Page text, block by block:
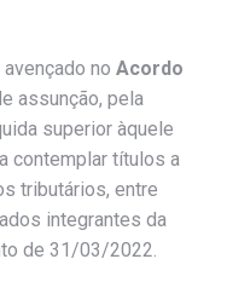
no Acordo
assunção, pela
superior àquele
contemplar títulos a
tributários, entre
integrantes da
de 31/03/2022.